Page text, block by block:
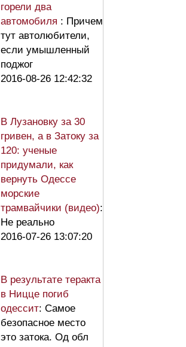
горели два
автомобиля : Причем
тут автолюбители,
если умышленный
поджог
2016-08-26 12:42:32
В Лузановку за 30
гривен, а в Затоку за
120: ученые
придумали, как
вернуть Одессе
морские
трамвайчики (видео):
Не реально
2016-07-26 13:07:20
В результате теракта
в Ницце погиб
одессит: Самое
безопасное место
это затока. Од обл